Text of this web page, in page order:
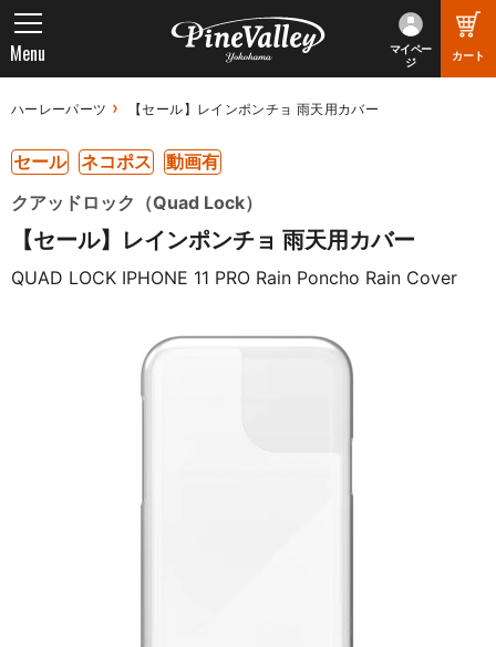
マイペー
ジ
カート
Menu
ハーレーパーツ 【セール】レインポンチョ 雨天用カバー
セール ネコポス
動画有
クアッドロック（Quad Lock）
【セール】レインポンチョ 雨天用カバー
QUAD LOCK IPHONE 11 PRO Rain Poncho Rain Cover